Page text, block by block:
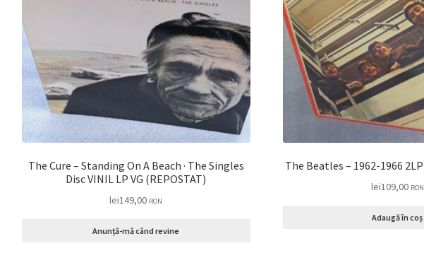
The Cure – Standing On A Beach · The Singles
Disc VINIL LP VG (REPOSTAT)
lei149,00 RON
Anunță-mă când revine
lei109,00 RON
Adaugă în coș